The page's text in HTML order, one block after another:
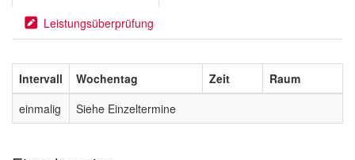
Leistungsüberprüfung
Intervall Wochentag Zeit
Raum
einmalig
Siehe Einzeltermine